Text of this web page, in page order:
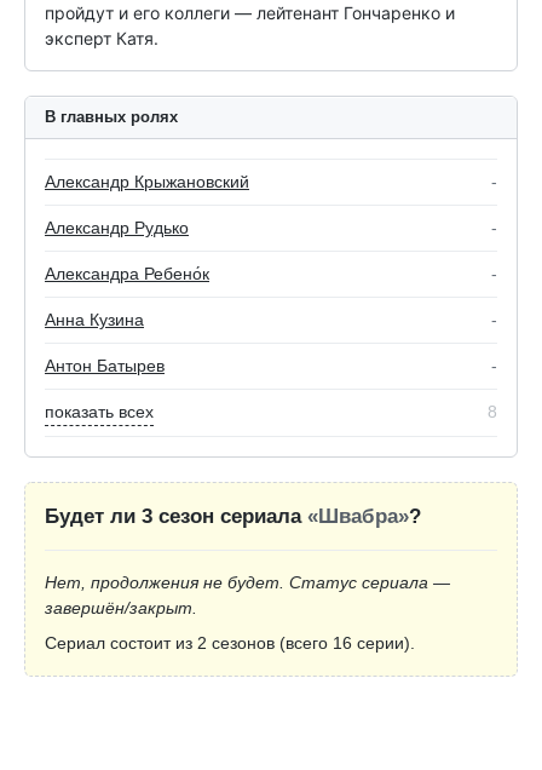
пройдут и его коллеги — лейтенант Гончаренко и
эксперт Катя.
В главных ролях
Александр Крыжановский -
Александр Рудько -
Александра Ребено́к -
Анна Кузина -
Антон Батырев -
показать всех 8
Будет ли 3 сезон сериала «Швабра»?
Нет, продолжения не будет. Статус сериала —
завершён/закрыт.
Сериал состоит из 2 сезонов (всего 16 серии).